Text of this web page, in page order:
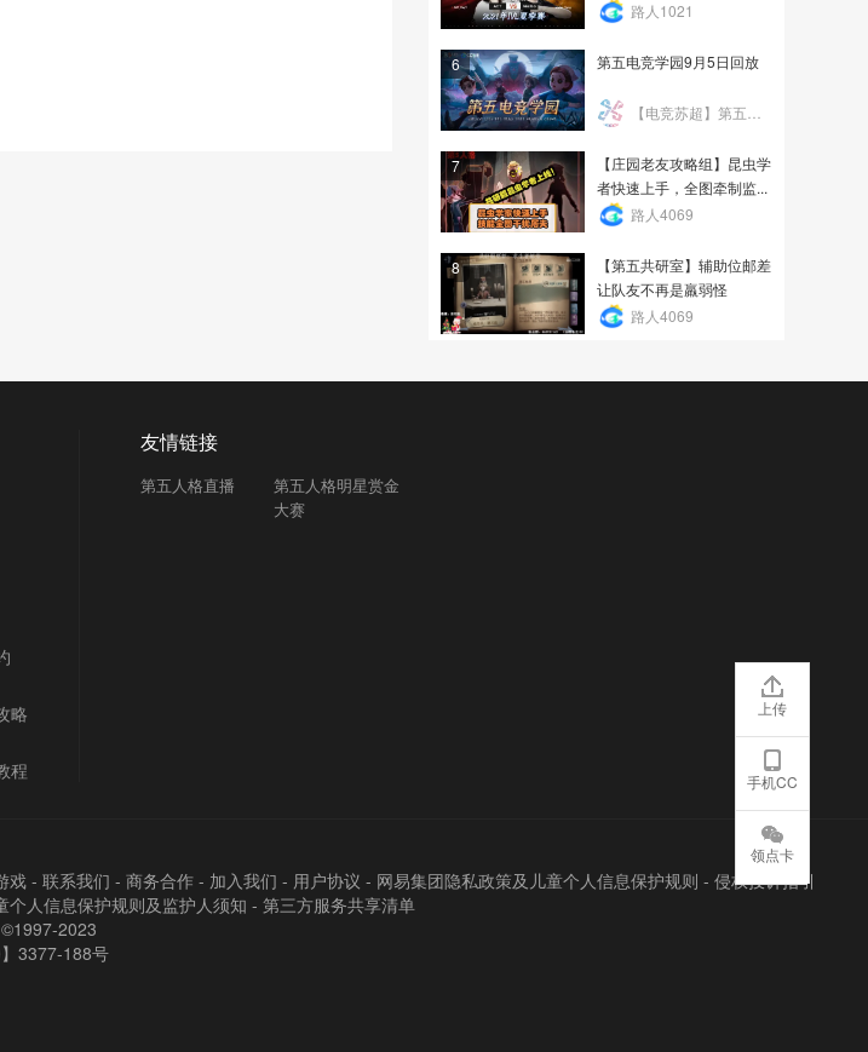
路人1021
6 第五电竞学园9月5日回放
7
【庄园老友攻略组】昆虫学
者快速上手，全图牵制监...
路人4069
8
【第五共研室】辅助位邮差
让队友不再是羸弱怪
路人4069
略
程
友情链接
第五人格直播
第五人格明星赏金
大赛
戏 - 联系我们 - 商务合作 - 加入我们 - 用户协议 - 网易集团隐私政策及儿童个人信息保护规则 - 侵权投诉指引
个人信息保护规则及监护人须知 - 第三方服务共享清单
2023
3377-188号
上传
手机CC
领点卡